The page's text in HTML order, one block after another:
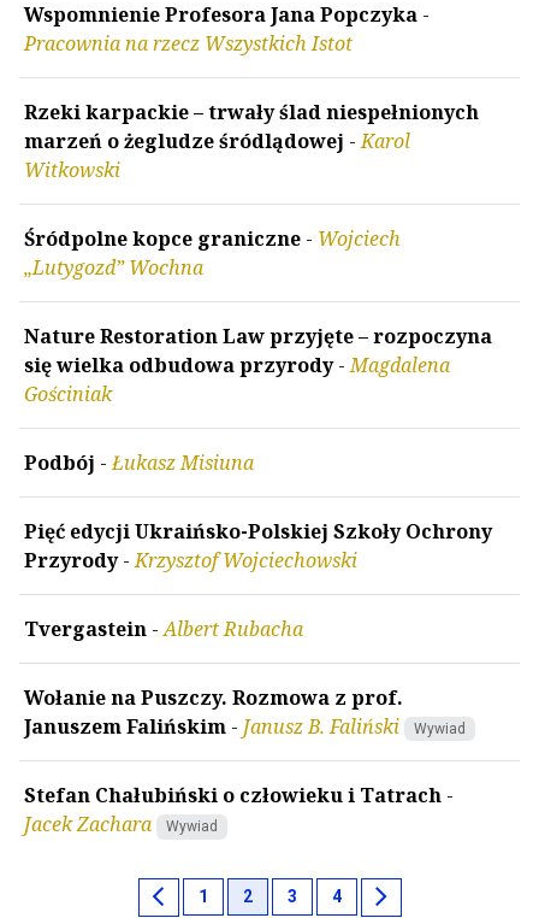
Wspomnienie Profesora Jana Popczyka -
Pracownia na rzecz Wszystkich Istot
Rzeki karpackie – trwały ślad niespełnionych
marzeń o żegludze śródlądowej -Karol
Witkowski
Śródpolne kopce graniczne - Wojciech
„Lutygozd” Wochna
Nature Restoration Law przyjęte – rozpoczyna
się wielka odbudowa przyrody-Magdalena
Gościniak
Podbój -Łukasz Misiuna
Pięć edycji Ukraińsko-Polskiej Szkoły Ochrony
Przyrody-Krzysztof Wojciechowski
Tvergastein -Albert Rubacha
Wołanie na Puszczy. Rozmowa z prof.
Januszem Falińskim - Janusz B. Faliński Wywiad
Stefan Chałubiński o człowieku i Tatrach -
Jacek Zachara
Wywiad
chevron_left 1 2 3 4 chevron_right